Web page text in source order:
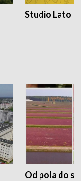
Studio Lato
Od pola do